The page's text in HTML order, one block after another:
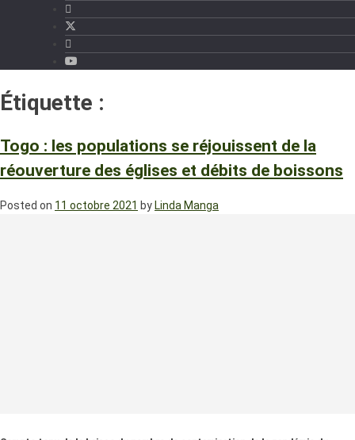
Étiquette :
Togo : les populations se réjouissent de la
réouverture des églises et débits de boissons
Posted on 11 octobre 2021 by Linda Manga